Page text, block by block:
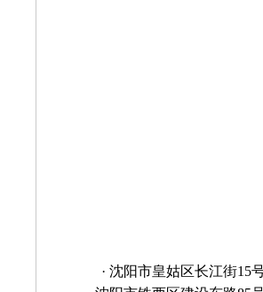
· 沈阳市皇姑区长江街15